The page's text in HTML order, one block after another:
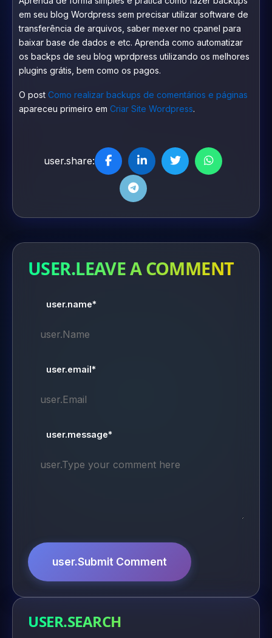
em seu blog Wordpress sem precisar utilizar software de
transferência de arquivos, saber mexer no cpanel para
baixar base de dados e etc. Aprenda como automatizar
os backps de seu blog wprdpress utilizando os melhores
plugins grátis, bem como os pagos.
O post Como realizar backups de comentários e páginas
apareceu primeiro em Criar Site Wordpress.
user.share:
USER.LEAVE A COMMENT
user.name*
user.email*
user.message*
user.Submit Comment
USER.SEARCH